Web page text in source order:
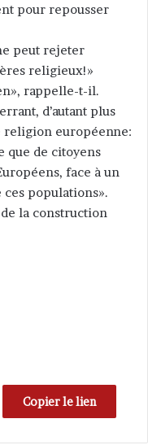
pour repousser
peut rejeter
religieux!»
rappelle-t-il.
d’autant plus
religion européenne:
que de citoyens
face à un
populations».
la construction
Copier le lien